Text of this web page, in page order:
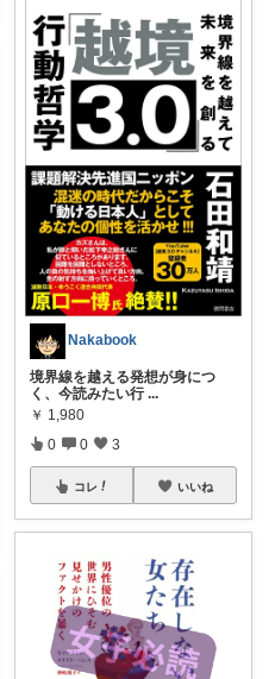
Nakabook
境界線を越える発想が身につ
く、今読みたい行 ...
￥ 1,980
0 0 3
コレ いいね